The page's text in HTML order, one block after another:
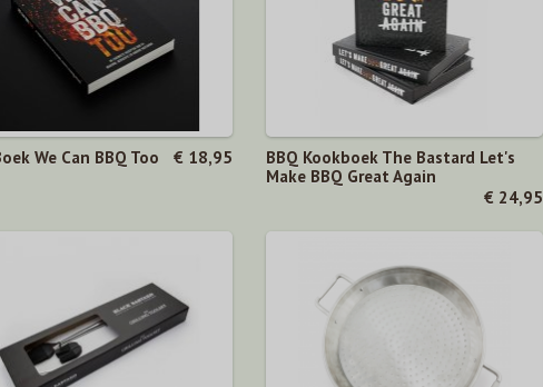
We Can BBQ Too € 18,95
BBQ Kookboek The Bastard Let's
Make BBQ Great Again
€ 24,95